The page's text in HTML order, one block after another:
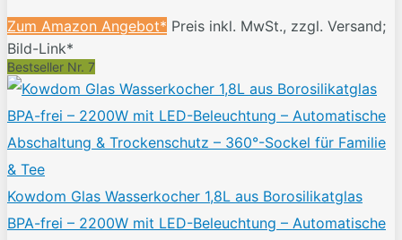
Zum Amazon Angebot* Preis inkl. MwSt., zzgl. Versand;
Bild-Link*
Bestseller Nr. 7
Kowdom Glas Wasserkocher 1,8L aus Borosilikatglas
BPA-frei – 2200W mit LED-Beleuchtung – Automatische